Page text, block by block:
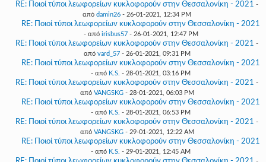
RE: Ποιοί τύποι λεωφορείων κυκλοφορούν στην Θεσσαλονίκη - 2021 -
από damin26 - 26-01-2021, 12:34 PM
RE: Ποιοί τύποι λεωφορείων κυκλοφορούν στην Θεσσαλονίκη - 2021
- από irisbus57- 26-01-2021, 12:47 PM
RE: Ποιοί τύποι λεωφορείων κυκλοφορούν στην Θεσσαλονίκη - 2021 -
από vard_57- 26-01-2021, 09:31 PM
RE: Ποιοί τύποι λεωφορείων κυκλοφορούν στην Θεσσαλονίκη - 2021
- από K.S. - 28-01-2021, 03:16 PM
RE: Ποιοί τύποι λεωφορείων κυκλοφορούν στην Θεσσαλονίκη - 2021 -
από VANGSKG- 28-01-2021, 06:03 PM
RE: Ποιοί τύποι λεωφορείων κυκλοφορούν στην Θεσσαλονίκη - 2021
- από K.S. - 28-01-2021, 06:53 PM
RE: Ποιοί τύποι λεωφορείων κυκλοφορούν στην Θεσσαλονίκη - 2021 -
από VANGSKG- 29-01-2021, 12:22 AM
RE: Ποιοί τύποι λεωφορείων κυκλοφορούν στην Θεσσαλονίκη - 2021
- από K.S. - 29-01-2021, 12:45 AM